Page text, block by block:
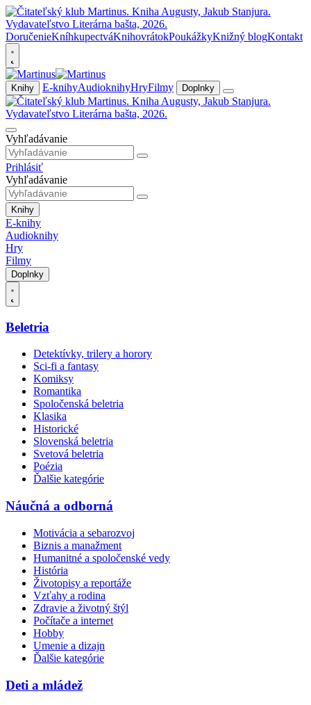
DoručenieKníhkupectváKnihovrátokPoukážkyKnižný blogKontakt
Knihy E-knihyAudioknihyHryFilmy Doplnky
Vyhľadávanie
Prihlásiť
Vyhľadávanie
Knihy
E-knihy
Audioknihy
Hry
Filmy
Doplnky
Beletria
Detektívky, trilery a horory
Sci-fi a fantasy
Komiksy
Romantika
Spoločenská beletria
Klasika
Historické
Slovenská beletria
Svetová beletria
Poézia
Ďalšie kategórie
Náučná a odborná
Motivácia a sebarozvoj
Biznis a manažment
Humanitné a spoločenské vedy
História
Životopisy a reportáže
Vzťahy a rodina
Zdravie a životný štýl
Počítače a internet
Hobby
Umenie a dizajn
Ďalšie kategórie
Deti a mládež